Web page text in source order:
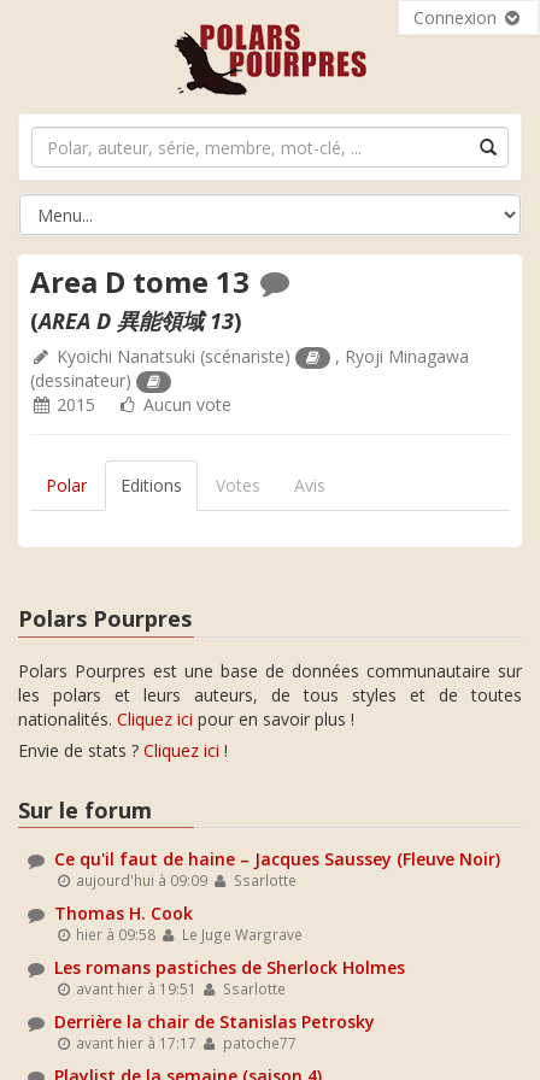
Connexion
Area D tome 13
(AREA D 異能領域 13)
Kyoichi Nanatsuki (scénariste) , Ryoji Minagawa
(dessinateur)
2015
Aucun vote
Polar Editions Votes Avis
Polars Pourpres
Polars Pourpres est une base de données communautaire sur
les polars et leurs auteurs, de tous styles et de toutes
nationalités. Cliquez ici pour en savoir plus !
Envie de stats ? Cliquez ici !
Sur le forum
Ce qu'il faut de haine – Jacques Saussey (Fleuve Noir)
aujourd'hui à 09:09 Ssarlotte
Thomas H. Cook
hier à 09:58 Le Juge Wargrave
Les romans pastiches de Sherlock Holmes
avant hier à 19:51 Ssarlotte
Derrière la chair de Stanislas Petrosky
avant hier à 17:17 patoche77